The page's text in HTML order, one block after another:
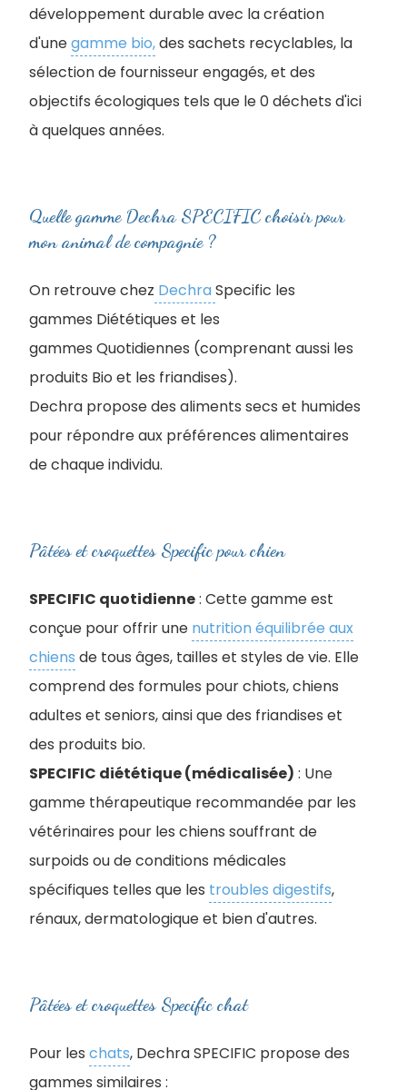
développement durable avec la création
d'unegamme bio,des sachets recyclables, la
sélection de fournisseur engagés, et des
objectifs écologiques tels que le 0 déchets d'ici
à quelques années.
Quelle gamme Dechra SPECIFIC choisir pour
mon animal de compagnie ?
On retrouve chez DechraSpecific les
gammes Diététiques et les
gammes Quotidiennes (comprenant aussi les
produits Bio et les friandises).
Dechra propose des aliments secs et humides
pour répondre aux préférences alimentaires
de chaque individu.
Pâtées et croquettes Specific pour chien
SPECIFIC quotidienne: Cette gamme est
conçue pour offrir une nutrition équilibrée aux
chiens de tous âges, tailles et styles de vie. Elle
comprend des formules pour chiots, chiens
adultes et seniors, ainsi que des friandises et
des produits bio.
SPECIFIC diététique (médicalisée) : Une
gamme thérapeutique recommandée par les
vétérinaires pour les chiens souffrant de
surpoids ou de conditions médicales
spécifiques telles que les troubles digestifs,
rénaux, dermatologique et bien d'autres.
Pâtées et croquettes Specific chat
Pour les chats, Dechra SPECIFIC propose des
gammes similaires :